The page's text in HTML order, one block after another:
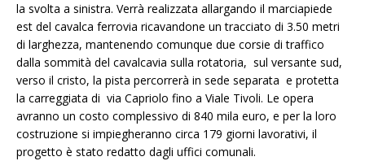
la svolta a sinistra. Verrà realizzata allargando il marciapiede
est del cavalca ferrovia ricavandone un tracciato di 3.50 metri
di larghezza, mantenendo comunque due corsie di traffico
dalla sommità del cavalcavia sulla rotatoria, sul versante sud,
verso il cristo, la pista percorrerà in sede separata e protetta
la carreggiata di via Capriolo fino a Viale Tivoli. Le opera
avranno un costo complessivo di 840 mila euro, e per la loro
costruzione si impiegheranno circa 179 giorni lavorativi, il
progetto è stato redatto dagli uffici comunali.